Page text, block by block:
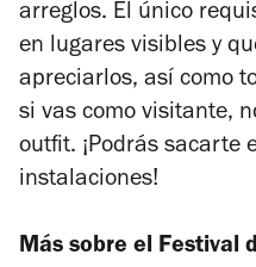
arreglos. El único
en lugares visibles y
apreciarlos, así como
si vas como visitante,
outfit. ¡Podrás sacarte
instalaciones!
Más sobre el Festival